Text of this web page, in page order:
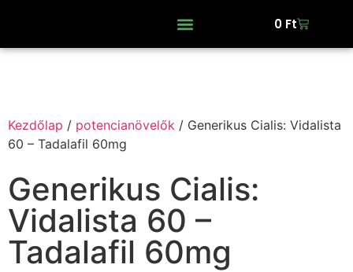
0 Ft
Kezdőlap / potencianövelők / Generikus Cialis: Vidalista
60 – Tadalafil 60mg
Generikus Cialis:
Vidalista 60 –
Tadalafil 60mg